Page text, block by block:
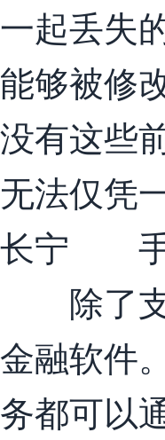
一起丢失
能够被修
没有这些
无法仅凭
长宁 手
除了支
金融软件
务都可以